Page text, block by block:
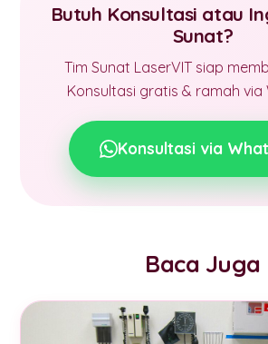
Butuh Konsultasi atau
Sunat?
Tim Sunat LaserVIT siap
Konsultasi gratis & ramah via
Konsultasi via
Baca Juga